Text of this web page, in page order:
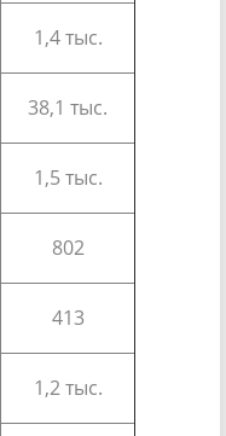
1,4 тыс.
38,1 тыс.
1,5 тыс.
802
413
1,2 тыс.